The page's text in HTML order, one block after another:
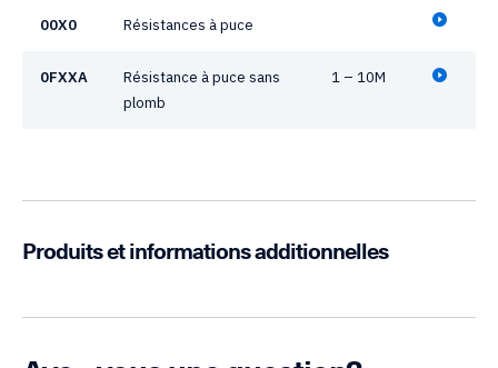
00X0 Résistances à puce
0FXXA
Résistance à puce sans
plomb
1 – 10M
Produits et informations additionnelles